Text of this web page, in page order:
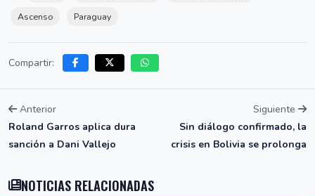
Ascenso
Paraguay
Compartir:
Anterior
Roland Garros aplica dura
sanción a Dani Vallejo
Siguiente
Sin diálogo confirmado, la
crisis en Bolivia se prolonga
NOTICIAS RELACIONADAS